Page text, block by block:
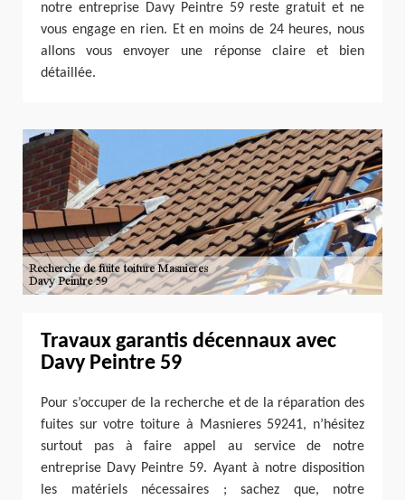
notre entreprise Davy Peintre 59 reste gratuit et ne
vous engage en rien. Et en moins de 24 heures, nous
allons vous envoyer une réponse claire et bien
détaillée.
Travaux garantis décennaux avec
Davy Peintre 59
Pour s’occuper de la recherche et de la réparation des
fuites sur votre toiture à Masnieres 59241, n’hésitez
surtout pas à faire appel au service de notre
entreprise Davy Peintre 59. Ayant à notre disposition
les matériels nécessaires ; sachez que, notre